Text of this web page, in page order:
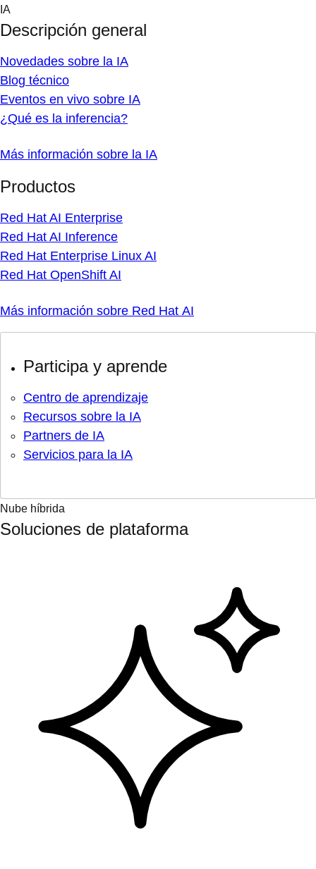
Skip
content
IA
Descripción general
Novedades sobre la IA
Blog técnico
Eventos en vivo sobre IA
¿Qué es la inferencia?
Más información sobre la IA
Productos
Red Hat AI Enterprise
Red Hat AI Inference
Red Hat Enterprise Linux AI
Red Hat OpenShift AI
Más información sobre Red Hat AI
Participa y aprende
Centro de aprendizaje
Recursos sobre la IA
Partners de IA
Servicios para la IA
Nube híbrida
Soluciones de plataforma